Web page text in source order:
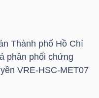
Thành phố Hồ Chí
phân phối chứng
VRE-HSC-MET07